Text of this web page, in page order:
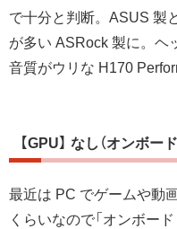
で十分と判断。ASUS 製
が多い ASRock 製に。ヘ
音質がウリな H170
【GPU】 なし（オンボード
最近は PC でゲームや動
くらいなので「オンボード